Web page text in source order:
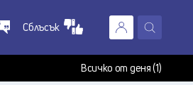
Сблъсък
Всичко от деня (1)